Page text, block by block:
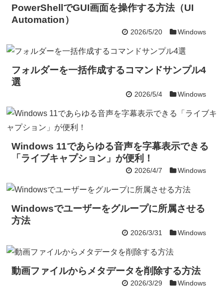
PowerShellでGUI画面を操作する方法（UI
Automation）
2026/5/20 Windows
フォルダーを一括作成するコマンドサンプル4
選
2026/5/4 Windows
Windows 11であらゆる音声を字幕表示できる
「ライブキャプション」が便利！
2026/4/7 Windows
Windowsでユーザーをグループに所属させる
方法
2026/3/31 Windows
動画ファイルからメタデータを削除する方法
2026/3/29 Windows